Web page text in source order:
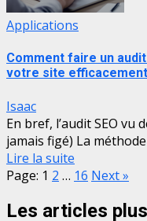
Applications
Comment faire un
votre site efficacement
Isaac
En bref, l’audit SEO vu
jamais figé) La
Lire la suite
Page: 1 2 … 16 Next»
Les articles